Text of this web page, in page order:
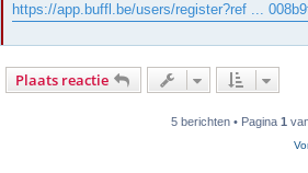
https://app.buffl.be/users/register?ref ...
Plaats reactie
5 berichten • Pagina 1